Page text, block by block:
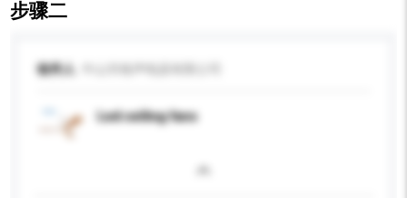
步骤二
收件人
Led ceiling fans